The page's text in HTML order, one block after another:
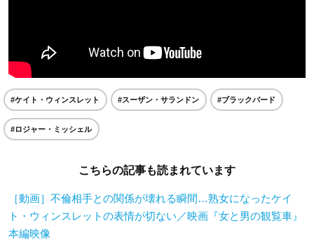
#ケイト・ウィンスレット #スーザン・サランドン #ブラックバード
#ロジャー・ミッシェル
こちらの記事も読まれています
［動画］不倫相手との関係が壊れる瞬間…熟女になったケイ
ト・ウィンスレットの表情が切ない／映画『女と男の観覧車』
本編映像